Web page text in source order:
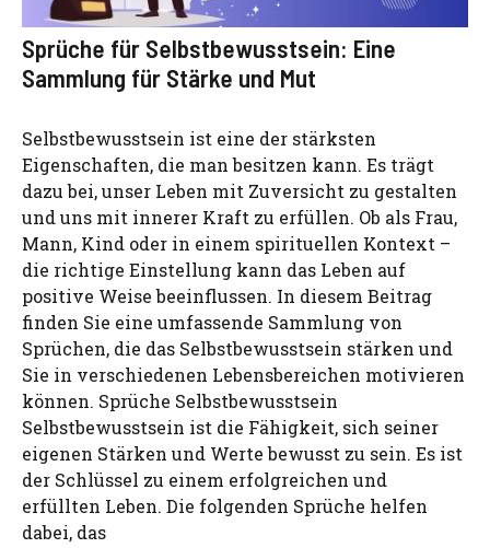
Sprüche für Selbstbewusstsein: Eine
Sammlung für Stärke und Mut
Selbstbewusstsein ist eine der stärksten
Eigenschaften, die man besitzen kann. Es trägt
dazu bei, unser Leben mit Zuversicht zu gestalten
und uns mit innerer Kraft zu erfüllen. Ob als Frau,
Mann, Kind oder in einem spirituellen Kontext –
die richtige Einstellung kann das Leben auf
positive Weise beeinflussen. In diesem Beitrag
finden Sie eine umfassende Sammlung von
Sprüchen, die das Selbstbewusstsein stärken und
Sie in verschiedenen Lebensbereichen motivieren
können. Sprüche Selbstbewusstsein
Selbstbewusstsein ist die Fähigkeit, sich seiner
eigenen Stärken und Werte bewusst zu sein. Es ist
der Schlüssel zu einem erfolgreichen und
erfüllten Leben. Die folgenden Sprüche helfen
dabei, das